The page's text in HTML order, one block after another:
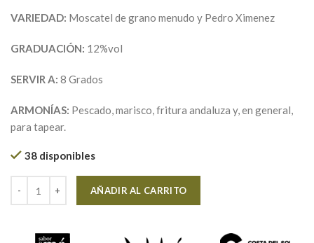
VARIEDAD: Moscatel de grano menudo y Pedro Ximenez
GRADUACIÓN: 12%vol
SERVIR A: 8 Grados
ARMONÍAS: Pescado, marisco, fritura andaluza y, en general,
para tapear.
38 disponibles
AÑADIR AL CARRITO